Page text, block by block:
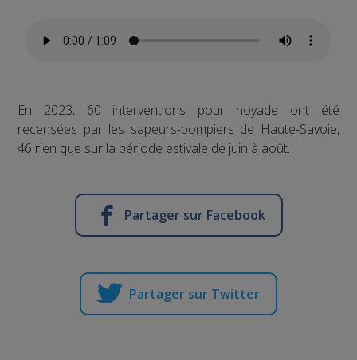
En 2023, 60 interventions pour noyade ont été
recensées par les sapeurs-pompiers de Haute-Savoie,
46 rien que sur la période estivale de juin à août.
Partager sur Facebook
Partager sur Twitter